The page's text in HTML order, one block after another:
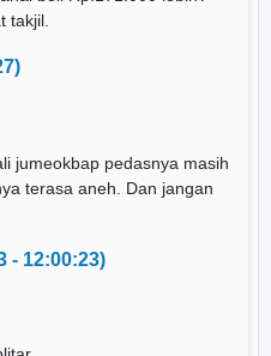
takjil.
jumeokbap pedasnya masih
terasa aneh. Dan jangan
- 12:00:23)